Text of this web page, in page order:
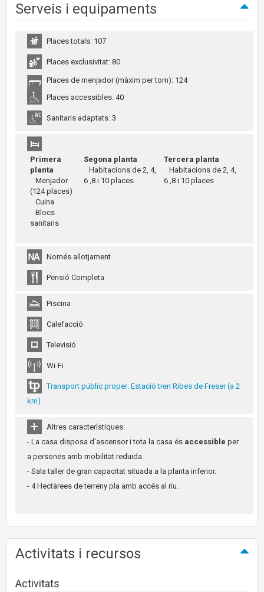
Serveis i equipaments
Places totals: 107
Places exclusivitat: 80
Places de menjador (màxim per torn): 124
Places accessibles: 40
Sanitaris adaptats: 3
Primera
planta
Menjador
(124 places)
Cuina
Blocs
sanitaris
Segona planta
Habitacions de 2, 4,
6 ,8 i 10 places
Tercera planta
Habitacions de 2, 4,
6 ,8 i 10 places
Només allotjament
Pensió Completa
Piscina
Calefacció
Televisió
Wi-Fi
Transport públic proper: Estació tren Ribes de Freser (a 2
km)
Altres característiques:
- La casa disposa d'ascensor i tota la casa és accessible per
a persones amb mobilitat reduïda.
- Sala taller de gran capacitat situada a la planta inferior.
- 4 Hectàrees de terreny pla amb accés al riu.
Activitats i recursos
Activitats